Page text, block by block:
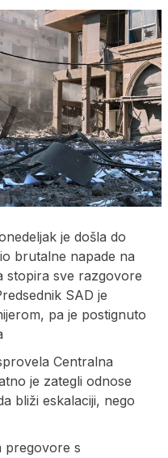
je došla do
brutalne napade na
stopira sve razgovore
SAD je
pa je postignuto
Centralna
je zategli odnose
bliži eskalaciji, nego
pregovore s